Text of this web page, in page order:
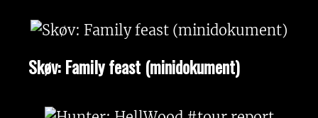
Skøv: Family feast (minidokument)